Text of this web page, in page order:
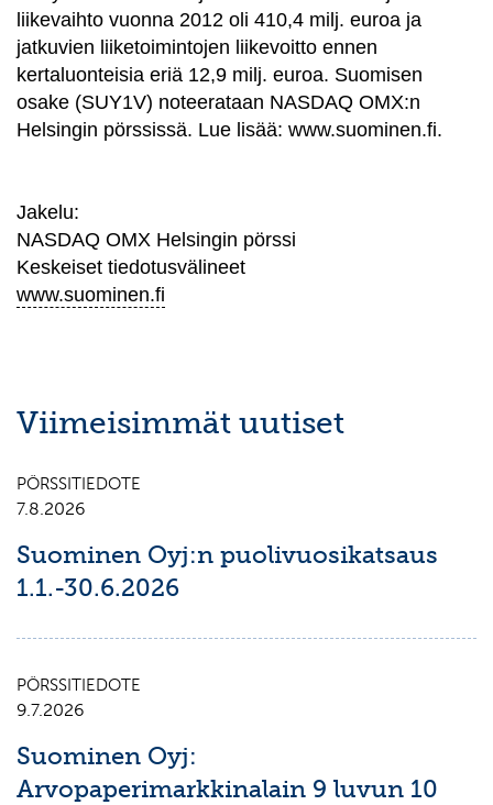
liikevaihto vuonna 2012 oli 410,4 milj. euroa ja
jatkuvien liiketoimintojen liikevoitto ennen
kertaluonteisia eriä 12,9 milj. euroa. Suomisen
osake (SUY1V) noteerataan NASDAQ OMX:n
Helsingin pörssissä. Lue lisää: www.suominen.fi.
Jakelu:
NASDAQ OMX Helsingin pörssi
Keskeiset tiedotusvälineet
www.suominen.fi
Viimeisimmät uutiset
PÖRSSITIEDOTE
7.8.2026
Suominen Oyj:n puolivuosikatsaus
1.1.-30.6.2026
PÖRSSITIEDOTE
9.7.2026
Suominen Oyj:
Arvopaperimarkkinalain 9 luvun 10